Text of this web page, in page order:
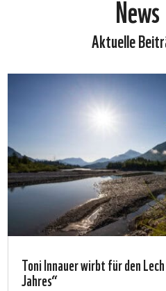
News
Aktuelle
Toni Innauer wirbt für den
Jahres“